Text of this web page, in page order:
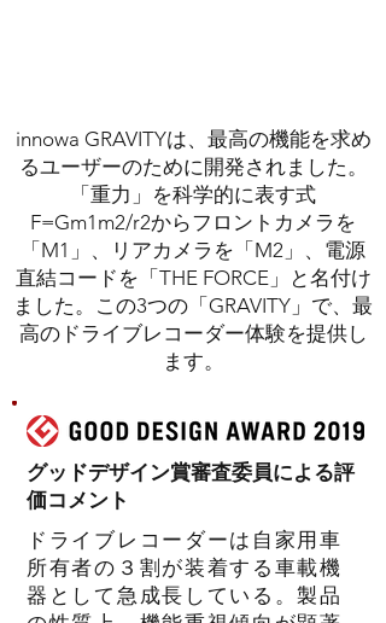
innowa GRAVITYは、最高の機能を求め
るユーザーのために開発されました。
「重力」を科学的に表す式
F=Gm1m2/r2からフロントカメラを
「M1」、リアカメラを「M2」、電源
直結コードを「THE FORCE」と名付け
ました。この3つの「GRAVITY」で、最
高のドライブレコーダー体験を提供し
ます。
グッドデザイン賞審査委員による評
価コメント
ドライブレコーダーは自家用車
所有者の３割が装着する車載機
器として急成長している。製品